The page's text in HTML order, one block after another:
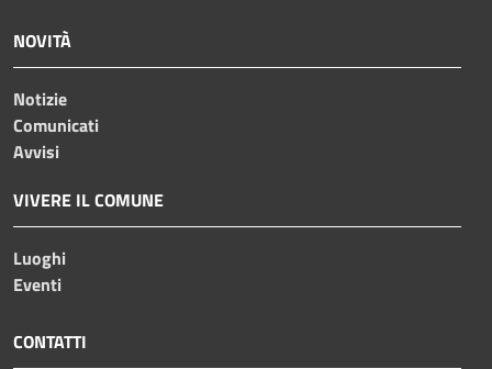
NOVITÀ
Notizie
Comunicati
Avvisi
VIVERE IL COMUNE
Luoghi
Eventi
CONTATTI